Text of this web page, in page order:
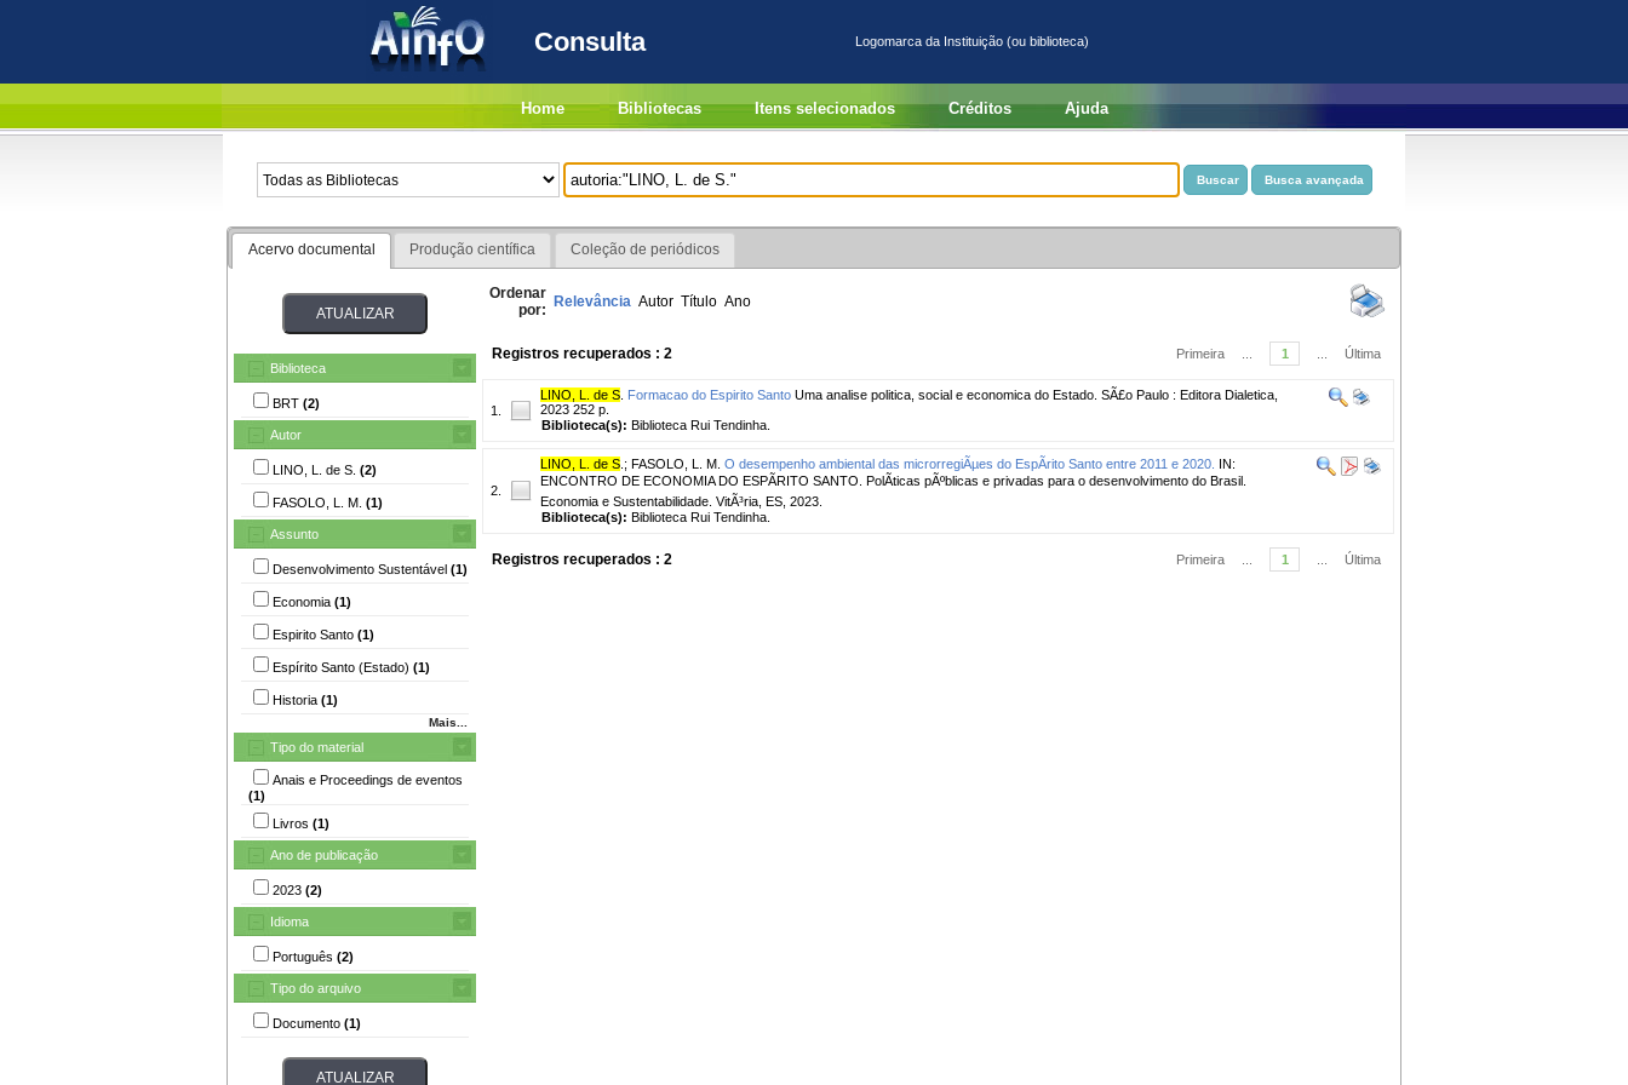
Consulta Logomarca da Instituição (ou biblioteca)
Home Bibliotecas Itens selecionados Créditos Ajuda
Acervo documental Produção científica Coleção de periódicos
Biblioteca
BRT (2)
Autor
LINO, L. de S. (2)
FASOLO, L. M. (1)
Assunto
Desenvolvimento Sustentável (1)
Economia (1)
Espirito Santo (1)
Espírito Santo (Estado) (1)
Historia (1)
Mais...
Tipo do material
Anais e Proceedings de eventos
(1)
Livros (1)
Ano de publicação
2023 (2)
Idioma
Português (2)
Tipo do arquivo
Documento (1)
Ordenar
por: Relevância Autor Título Ano
Registros recuperados : 2 Primeira 1 Última
1.
LINO, L. de S Formacao do Espirito Santo Uma analise politica, social e economica do Estado. SÃ£o Paulo : Editora Dialetica,
2023 252 p.
Biblioteca(s): Biblioteca Rui Tendinha.
2.
LINO, L. de S ; FASOLO, L. M. O desempenho ambiental das microrregiÃµes do EspÃ­rito Santo entre 2011 e 2020. IN:
ENCONTRO DE ECONOMIA DO ESPÃRITO SANTO. PolÃ­ticas pÃºblicas e privadas para o desenvolvimento do Brasil.
Economia e Sustentabilidade. VitÃ³ria, ES, 2023.
Biblioteca(s): Biblioteca Rui Tendinha.
Registros recuperados : 2 Primeira 1 Última